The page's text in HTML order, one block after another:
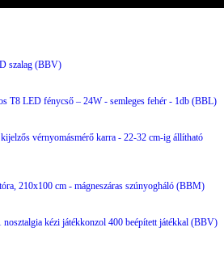
szalag (BBV)
T8 LED fénycső – 24W - semleges fehér - 1db (BBL)
vérnyomásmérő karra - 22-32 cm-ig állítható
210x100 cm - mágneszáras szúnyogháló (BBM)
kézi játékkonzol 400 beépített játékkal (BBV)